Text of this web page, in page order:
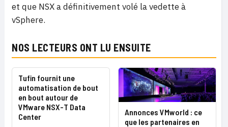
et que NSX a définitivement volé la vedette à
vSphere.
NOS LECTEURS ONT LU ENSUITE
Tufin fournit une
automatisation de bout
en bout autour de
VMware NSX-T Data
Center
Annonces VMworld : ce
que les partenaires en